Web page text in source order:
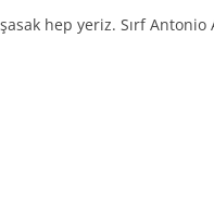
hep yeriz. Sırf